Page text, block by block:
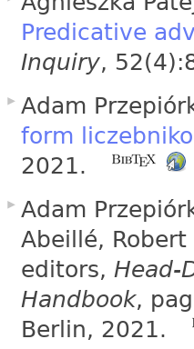
Predicative
Inquiry,
Adam
form
2021.
Adam
Abeillé, Robert
editors,Head-
Handbook,
Berlin, 2021.